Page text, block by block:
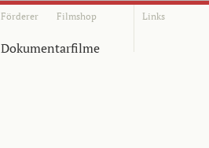
Förderer Filmshop Links
Dokumentarfilme